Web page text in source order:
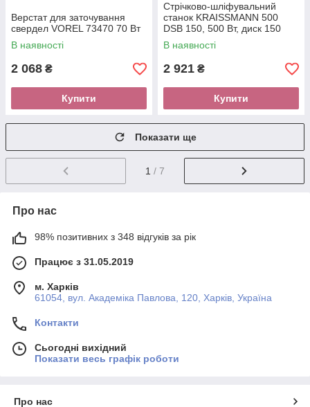
Верстат для заточування
свердел VOREL 73470 70 Вт
В наявності
2 068 ₴
Купити
Стрічково-шліфувальний
станок KRAISSMANN 500
DSB 150, 500 Вт, диск 150
мм, 2950 об/мін
В наявності
2 921 ₴
Купити
Показати ще
1 / 7
Про нас
98% позитивних з 348 відгуків за рік
Працює з 31.05.2019
м. Харків
61054, вул. Академіка Павлова, 120, Харків, Україна
Контакти
Сьогодні вихідний
Показати весь графік роботи
Про нас